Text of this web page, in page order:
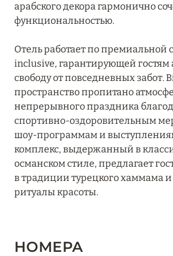
арабского декора гармонично
функциональностью.
Отель работает по премиальной
inclusive, гарантирующей
свободу от повседневных забот.
пространство пропитано
непрерывного праздника
спортивно-оздоровительным
шоу-программам и
комплекс, выдержанный в
османском стиле, предлагает
в традиции турецкого хаммама
ритуалы красоты.
НОМЕРА